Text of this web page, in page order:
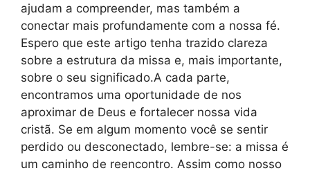
ajudam a compreender, mas também a
conectar mais profundamente com a nossa fé.
Espero que este artigo tenha trazido clareza
sobre a estrutura da missa e, mais importante,
sobre o seu significado.A cada parte,
encontramos uma oportunidade de nos
aproximar de Deus e fortalecer nossa vida
cristã. Se em algum momento você se sentir
perdido ou desconectado, lembre-se: a missa é
um caminho de reencontro. Assim como nosso